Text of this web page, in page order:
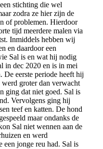
stichting die wel
zodra ze hier zijn de
of problemen. Hierdoor
tijd meerdere malen via
Inmiddels hebben wij
en daardoor een
Sal is en wat hij nodig
in dec 2020 en is in mei
De eerste periode heeft hij
groter dan verwacht
ging dat niet goed. Sal is
Vervolgens ging hij
teef en katten. De hond
maar ondanks de
Sal niet wennen aan de
en werd
een jonge reu had. Sal is